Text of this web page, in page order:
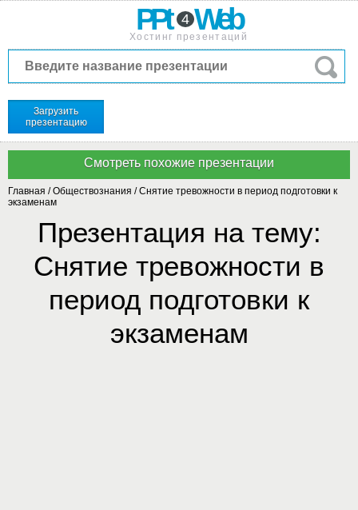
PPt 4 Web
Хостинг презентаций
Загрузить
презентацию
Главная /Обществознания /Снятие тревожности в период подготовки к
экзаменам
Презентация на тему:
Снятие тревожности в
период подготовки к
экзаменам